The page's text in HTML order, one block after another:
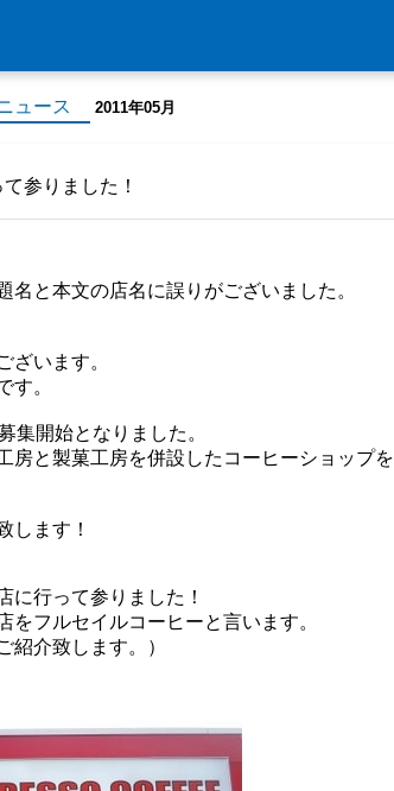
ュース 2011年05月
参りました！
と本文の店名に誤りがございました。
ざいます。
す。
集開始となりました。
房と製菓工房を併設したコーヒーショップを
します！
に行って参りました！
フルセイルコーヒーと言います。
介致します。）